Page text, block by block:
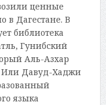
ценные
в Дагестане. В
библиотека
Гунибский
Аль-Азхар
Или Давуд-Хаджи
языка